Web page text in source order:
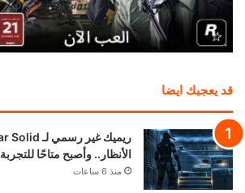
قد يعجبك ايضا
الأنظار.. وأصبح متاحًا للتجربة
منذ 6 ساعات